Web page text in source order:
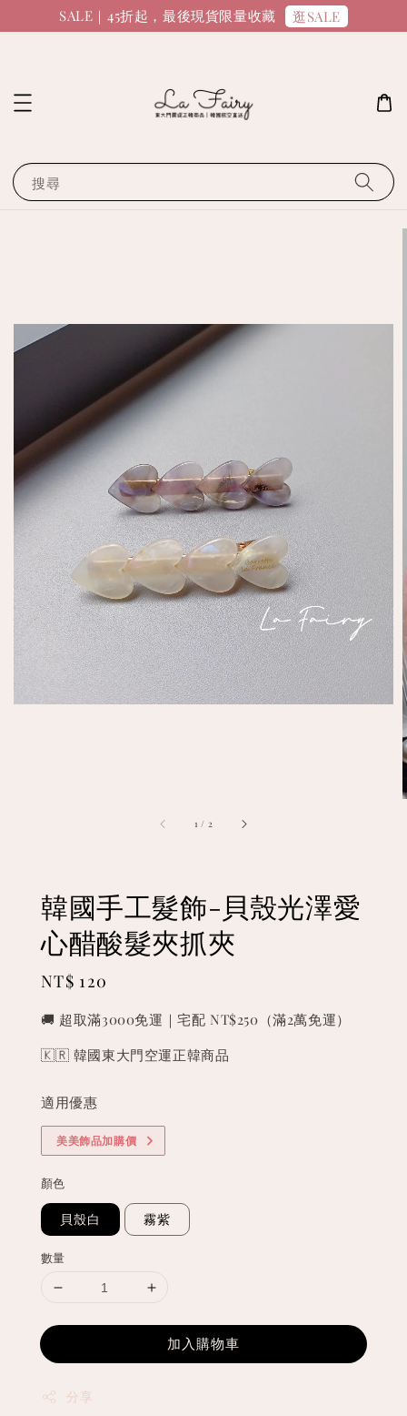
SALE｜45折起，最後現貨限量收藏 逛SALE
搜尋
1 / 2
韓國手工髮飾-貝殼光澤愛
心醋酸髮夾抓夾
Regular
NT$ 120
🚚 超取滿3000免運｜宅配 NT$250（滿2萬免運）
🇰🇷 韓國東大門空運正韓商品
適用優惠
美美飾品加購價
顏色
貝殼白 霧紫
數量
加入購物車
分享